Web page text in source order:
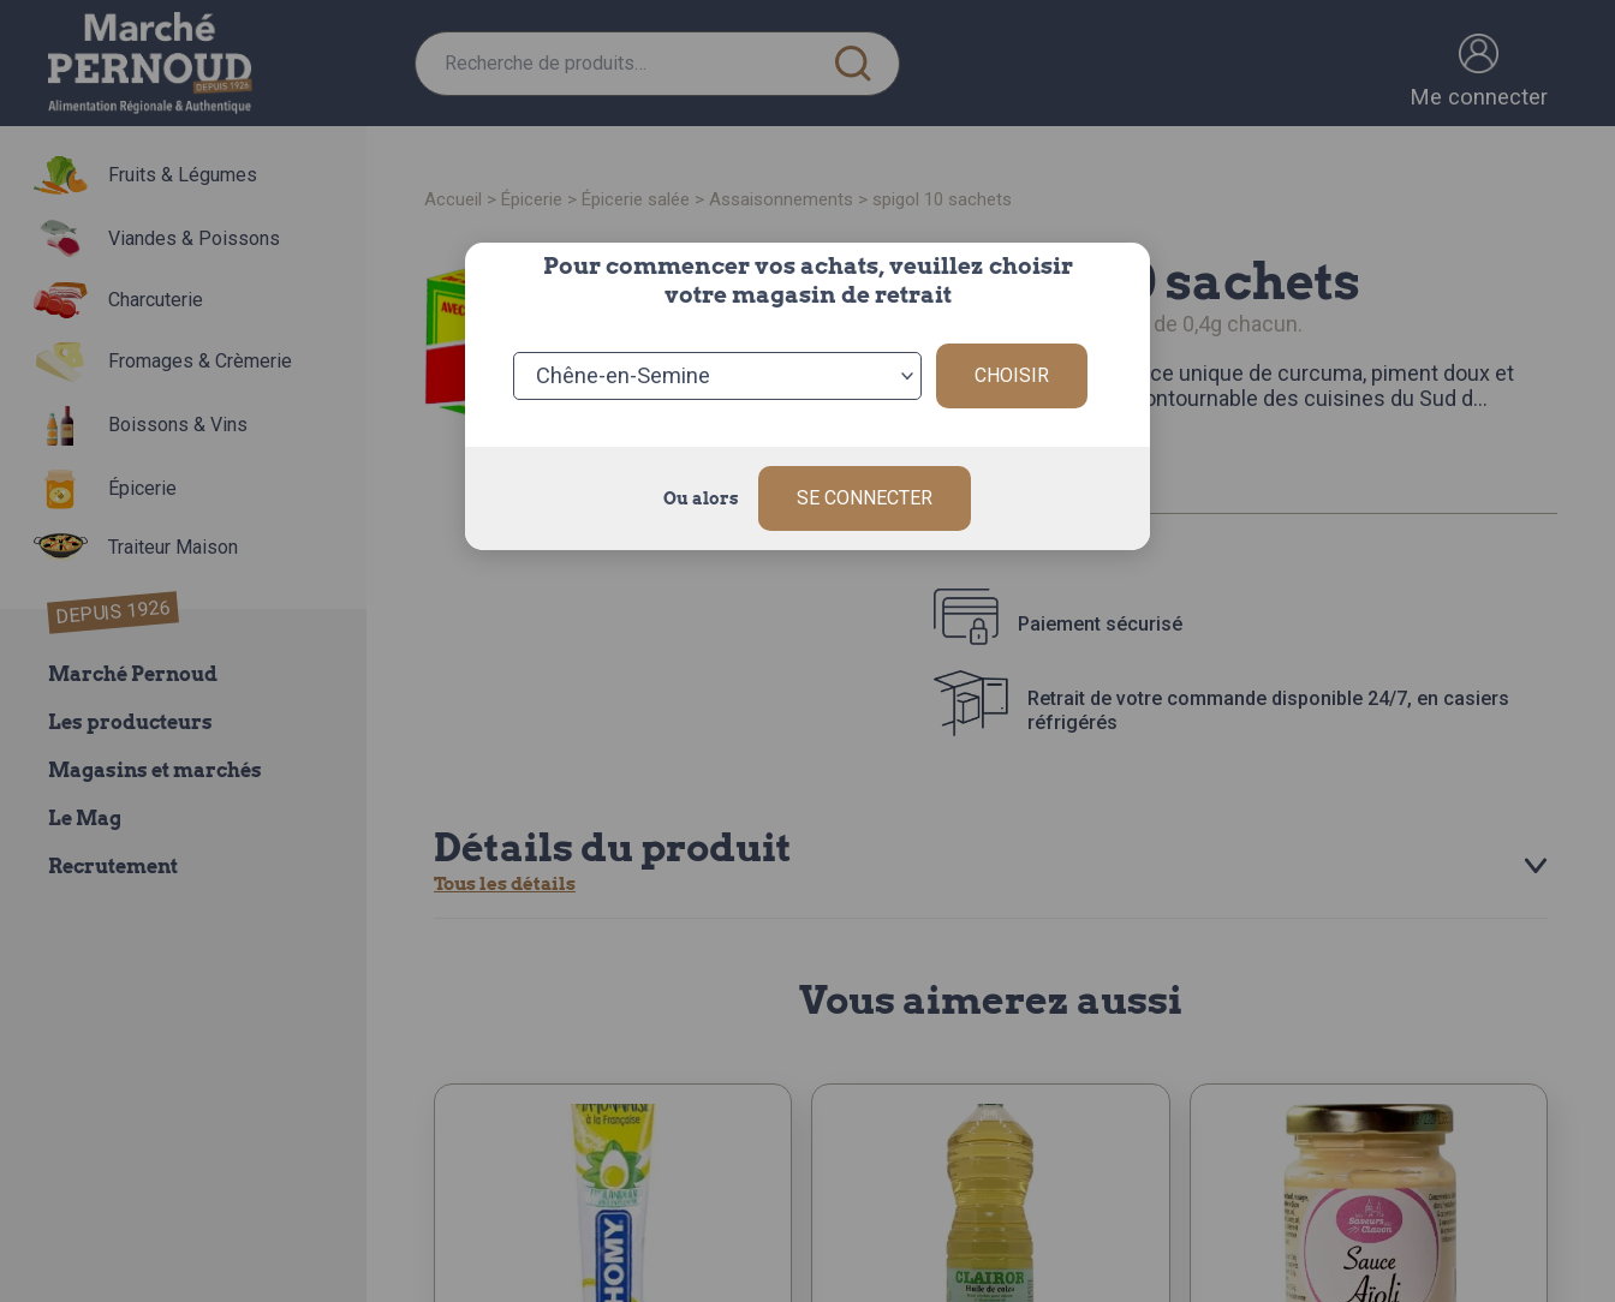
Me connecter
Recherche
pour :
Fruits & Légumes
Viandes & Poissons
Charcuterie
Fromages & Crèmerie
Boissons & Vins
Épicerie
Traiteur Maison
DEPUIS 1926
Marché Pernoud
Les producteurs
Magasins et marchés
Le Mag
Recrutement
accueil > épicerie > épicerie salée > assaisonnements > spigol 10 sachets
spigol 10 sachets
la boite de 10 sachets de 0,4g chacun.
Le Spigol d’Espig, alliance unique de curcuma, piment doux et
safran (3%), est un incontournable des cuisines du Sud d...
Rupture de stock
Paiement sécurisé
Retrait de votre commande disponible 24/7, en casiers
réfrigérés
Détails du produit
Tous les détails
Vous aimerez aussi
Pour commencer vos achats, veuillez choisir
votre magasin de retrait
CHOISIR
Ou alors SE CONNECTER